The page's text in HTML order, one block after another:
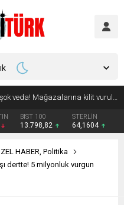
234 yıllık ünlü markadan şok veda! Mağazalarına kilit vuruluyor
BIST 100
13.798,82
STERLİN
64,1604
HABER, Politika
dertte! 5 milyonluk vurgun